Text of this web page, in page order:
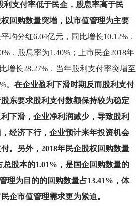
利支付率低于民企，股息率高于民
回购数量突增，以市值管理为主要
均分红6.04亿元，同比增长10.12%，
，股息率为1.40%；上市民企2018年
增长28.27%，当年股利支付率突增至
。 在企业盈利下滑时期反而股利支付
东要求股利支付数额保持较为稳定
下滑，企业净利润减少，导致股利
经济下行，企业预计来年投资机会
。另外，2018年民企股权回购数量
总股本的1.01%，是国企回购数量的
理为目的的回购数量占13.41%，体
企市值管理需求更为紧迫。